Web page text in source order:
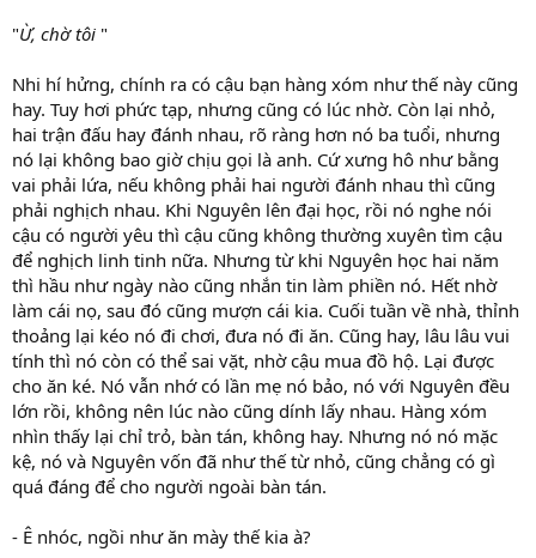
"Ừ, chờ tôi "
Nhi hí hửng, chính ra có cậu bạn hàng xóm như thế này cũng
hay. Tuy hơi phức tạp, nhưng cũng có lúc nhờ. Còn lại nhỏ,
hai trận đấu hay đánh nhau, rõ ràng hơn nó ba tuổi, nhưng
nó lại không bao giờ chịu gọi là anh. Cứ xưng hô như bằng
vai phải lứa, nếu không phải hai người đánh nhau thì cũng
phải nghịch nhau. Khi Nguyên lên đại học, rồi nó nghe nói
cậu có người yêu thì cậu cũng không thường xuyên tìm cậu
để nghịch linh tinh nữa. Nhưng từ khi Nguyên học hai năm
thì hầu như ngày nào cũng nhắn tin làm phiền nó. Hết nhờ
làm cái nọ, sau đó cũng mượn cái kia. Cuối tuần về nhà, thỉnh
thoảng lại kéo nó đi chơi, đưa nó đi ăn. Cũng hay, lâu lâu vui
tính thì nó còn có thể sai vặt, nhờ cậu mua đồ hộ. Lại được
cho ăn ké. Nó vẫn nhớ có lần mẹ nó bảo, nó với Nguyên đều
lớn rồi, không nên lúc nào cũng dính lấy nhau. Hàng xóm
nhìn thấy lại chỉ trỏ, bàn tán, không hay. Nhưng nó nó mặc
kệ, nó và Nguyên vốn đã như thế từ nhỏ, cũng chẳng có gì
quá đáng để cho người ngoài bàn tán.
- Ê nhóc, ngồi như ăn mày thế kia à?